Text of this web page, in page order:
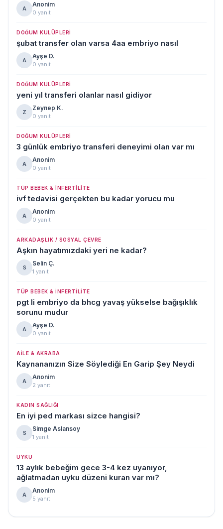
A
Anonim
0 yanıt
DOĞUM KULÜPLERI
şubat transfer olan varsa 4aa embriyo nasıl
A
Ayşe D.
0 yanıt
DOĞUM KULÜPLERI
yeni yıl transferi olanlar nasıl gidiyor
Z
Zeynep K.
0 yanıt
DOĞUM KULÜPLERI
3 günlük embriyo transferi deneyimi olan var mı
A
Anonim
0 yanıt
TÜP BEBEK & İNFERTILITE
ivf tedavisi gerçekten bu kadar yorucu mu
A
Anonim
0 yanıt
ARKADAŞLIK / SOSYAL ÇEVRE
Aşkın hayatımızdaki yeri ne kadar?
S
Selin Ç.
1 yanıt
TÜP BEBEK & İNFERTILITE
pgt li embriyo da bhcg yavaş yükselse bağışıklık
sorunu mudur
A
Ayşe D.
0 yanıt
AILE & AKRABA
Kaynananızın Size Söylediği En Garip Şey Neydi
A
Anonim
2 yanıt
KADIN SAĞLIĞI
En iyi ped markası sizce hangisi?
S
Simge Aslansoy
1 yanıt
UYKU
13 aylık bebeğim gece 3-4 kez uyanıyor,
ağlatmadan uyku düzeni kuran var mı?
A
Anonim
5 yanıt